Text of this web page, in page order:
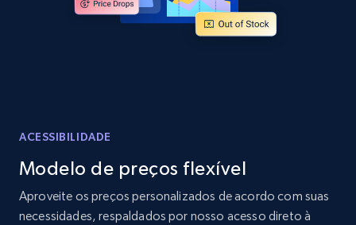
specified URL
URL, Domain, Country code, Model number,
Home Depot US - Discover products by
specified UPC
ACESSIBILIDADE
Modelo de preços flexível
Aproveite os preços personalizados de acordo com suas
necessidades, respaldados por nosso acesso direto à